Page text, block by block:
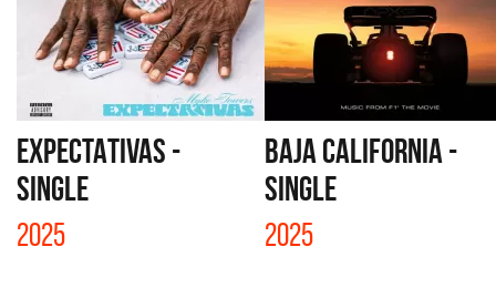
EXPECTATIVAS -
SINGLE
2025
BAJA CALIFORNIA -
SINGLE
2025